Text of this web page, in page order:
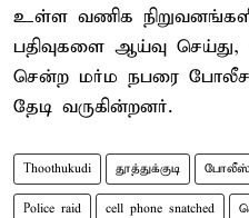
உள்ள வணிக
பதிவுகளை ஆய்வு செய்து,
சென்ற மர்ம நபரை
தேடி வருகின்றனர்.
Thoothukudi தூத்துக்குடி போலீஸ்
Police raid cell phone snatched